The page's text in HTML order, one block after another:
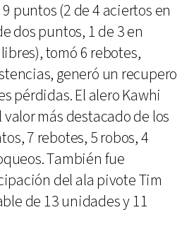
puntos (2 de 4 aciertos en
dos puntos, 1 de 3 en
tomó 6 rebotes,
generó un recupero
pérdidas. El alero Kawhi
más destacado de los
7 rebotes, 5 robos, 4
También fue
del ala pivote Tim
de 13 unidades y 11